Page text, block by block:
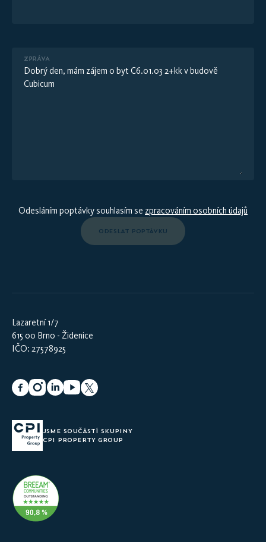
ZPRÁVA
ODESLAT POPTÁVKU
Odesláním poptávky souhlasím se zpracováním osobních údajů
Lazaretní 1/7
615 00 Brno - Židenice
IČO: 27578925
JSME SOUČÁSTÍ SKUPINY
CPI PROPERTY GROUP